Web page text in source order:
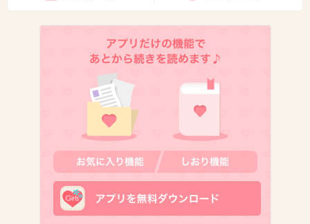
りました。
治療をしているときは、
「結果を早く出したいのに出せない」
「子供ができたらもっと幸せになれるはず」
と、子供ができないことを不完全で不幸なこと
だと無意識に思い込んでいたのだと思います。
治療はやめましたが 子供は自然体で待ってい
生理がきても、毎月ちゃんと働いてる身体に感